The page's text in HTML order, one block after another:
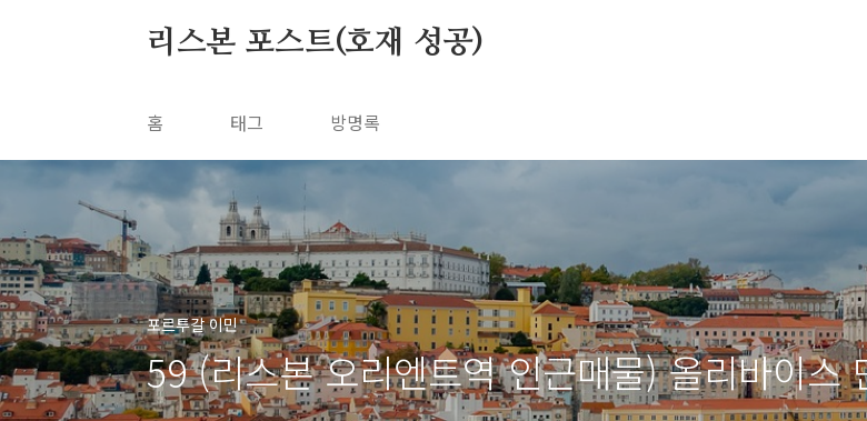
리스본 포스트(호재 성공)
홈 태그 방명록
포르투갈 이민
59 (리스본 오리엔트역 인근매물) 올리바이스